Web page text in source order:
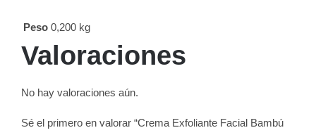
Peso 0,200 kg
Valoraciones
No hay valoraciones aún.
Sé el primero en valorar “Crema Exfoliante Facial Bambú